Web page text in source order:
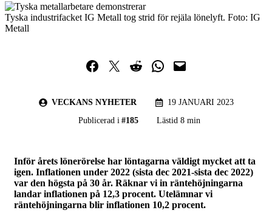
Tyska industrifacket IG Metall tog strid för rejäla lönelyft. Foto: IG
Metall
Dela på Facebook
Dela på TwitterDela på RedditDela i WhatsApp
Maila en länk
VECKANS NYHETER
19 JANUARI 2023
Publicerad i #185 Lästid 8 min
Inför årets lönerörelse har löntagarna väldigt mycket att ta
igen. Inflationen under 2022 (sista dec 2021-sista dec 2022)
var den högsta på 30 år. Räknar vi in räntehöjningarna
landar inflationen på 12,3 procent. Utelämnar vi
räntehöjningarna blir inflationen 10,2 procent.